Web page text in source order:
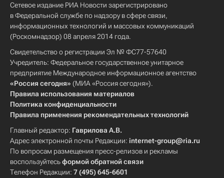
Сетевое издание РИА Новости зарегистрировано
в Федеральной службе по надзору в сфере связи,
информационных технологий и массовых коммуникаций
(Роскомнадзор) 08 апреля 2014 года.
Свидетельство о регистрации Эл № ФС77-57640
Учредитель: Федеральное государственное унитарное
предприятие Международное информационное агентство
«Россия сегодня» (МИА «Россия сегодня»).
Правила использования материалов
Политика конфиденциальности
Правила применения рекомендательных технологий
Главный редактор: Гаврилова А.В.
Адрес электронной почты Редакции: internet-group@ria.ru
По вопросам размещения пресс-релизов и рекламы
воспользуйтесьформой обратной связи
Телефон Редакции: 7 (495) 645-6601